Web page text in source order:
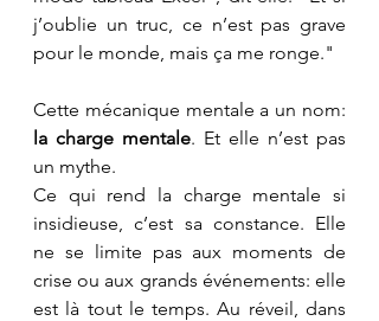
j’oublie un truc, ce n’est pas grave
pour le monde, mais ça me ronge."
la charge mentale. Et elle n’est pas
un mythe.
Ce qui rend la charge mentale si
insidieuse, c’est sa constance. Elle
ne se limite pas aux moments de
crise ou aux grands événements: elle
est là tout le temps. Au réveil, dans